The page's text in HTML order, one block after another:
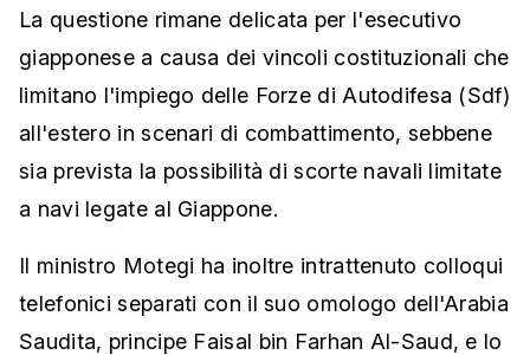
La questione rimane delicata per l'esecutivo
giapponese a causa dei vincoli costituzionali che
limitano l'impiego delle Forze di Autodifesa (Sdf)
all'estero in scenari di combattimento, sebbene
sia prevista la possibilità di scorte navali limitate
a navi legate al Giappone.
Il ministro Motegi ha inoltre intrattenuto colloqui
telefonici separati con il suo omologo dell'Arabia
Saudita, principe Faisal bin Farhan Al-Saud, e lo